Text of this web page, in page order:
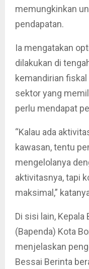
memungkinkan
pendapatan.
Ia mengatakan
dilakukan di
kemandirian fiskal
sektor yang
perlu mendapat
“Kalau ada
kawasan, tentu
mengelolanya
aktivitasnya, tapi
maksimal,”
Di sisi lain, Kepala
(Bapenda) Kota
menjelaskan
Bessai Berinta